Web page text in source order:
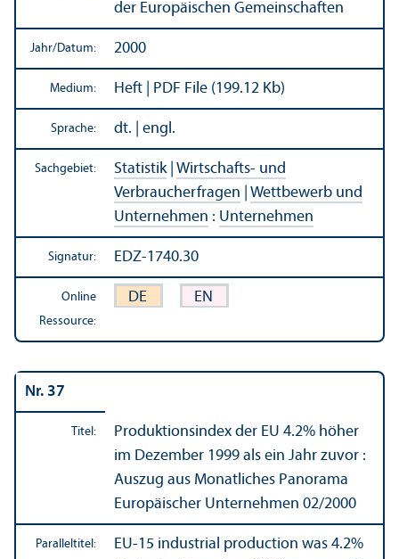
der Europäischen Gemeinschaften
Jahr/Datum: 2000
Medium: Heft | PDF File (199.12 Kb)
Sprache: dt. | engl.
Sachgebiet: Statistik| Wirtschafts- und
Verbraucherfragen
Wettbewerb und
Unter­nehmen : Unter­nehmen
Signatur: EDZ-1740.30
Online
Ressource:
DE EN
Nr. 37
Titel:
Produktions­index der EU 4.2% höher
im Dezember 1999 als ein Jahr zuvor :
Auszug aus Monatliches Panorama
Europäischer Unter­nehmen 02/2000
Paralleltitel:
EU-15 industrial production was 4.2%